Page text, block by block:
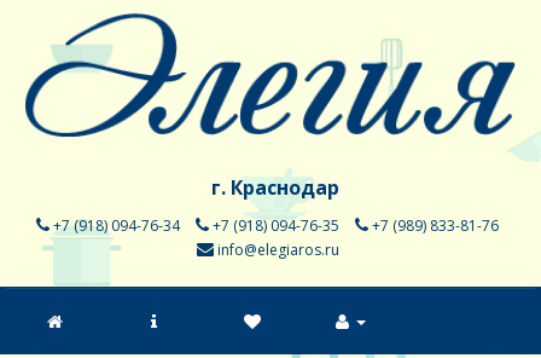
г. Краснодар
+7 (918) 094-76-34 +7 (918) 094-76-35
+7 (989) 833-81-76
info@elegiaros.ru